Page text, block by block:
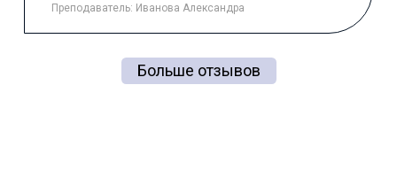
Преподаватель: Иванова Александра
Больше отзывов